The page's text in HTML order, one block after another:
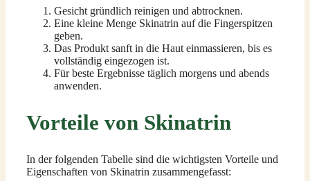
Gesicht gründlich reinigen und abtrocknen.
Eine kleine Menge Skinatrin auf die Fingerspitzen
geben.
Das Produkt sanft in die Haut einmassieren, bis es
vollständig eingezogen ist.
Für beste Ergebnisse täglich morgens und abends
anwenden.
Vorteile von Skinatrin
In der folgenden Tabelle sind die wichtigsten Vorteile und
Eigenschaften von Skinatrin zusammengefasst: